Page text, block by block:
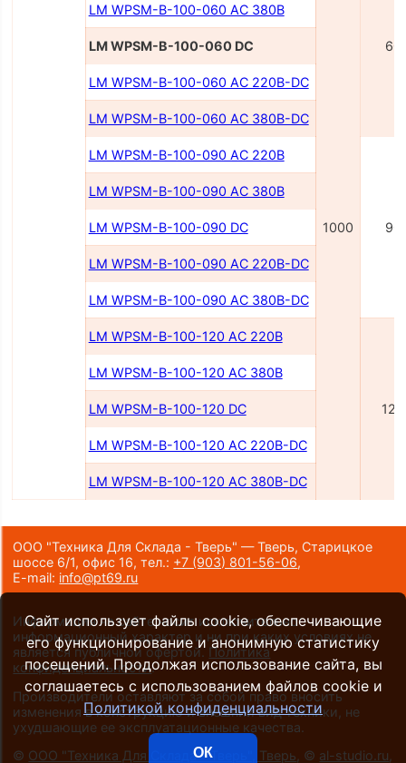
1000
LM WPSM-B-100-060 AC 380В
LM WPSM-B-100-060 DC
LM WPSM-B-100-060 AC 220В-DC
LM WPSM-B-100-060 AC 380В-DC
LM WPSM-B-100-090 AC 220В
LM WPSM-B-100-090 AC 380В
LM WPSM-B-100-090 DC
LM WPSM-B-100-090 AC 220B-DC
LM WPSM-B-100-090 AC 380B-DC
LM WPSM-B-100-120 AC 220B
LM WPSM-B-100-120 AC 380B
LM WPSM-B-100-120 DC
LM WPSM-B-100-120 AC 220B-DC
LM WPSM-B-100-120 AC 380B-DC
ООО "Техника Для Склада - Тверь" — Тверь, Старицкое
шоссе 6/1, офис 16,тел.: +7 (903) 801-56-06,
E-mail: info@pt69.ru
Информация на сайте носит исключительно
информационный характер и ни при каких условиях не
является публичной офертой. Политика
конфиденциальности.
Производители оставляют за собой право вносить
изменения в конструкцию и внешний вид техники, не
ухудшающие ее эксплуатационные качества.
© ООО "Техника Для Склада - Тверь", Тверь , © al-studio.ru
Сайт использует файлы cookie, обеспечивающие
его функционирование и анонимную статистику
посещений. Продолжая использование сайта, вы
соглашаетесь с использованием файлов cookie и
Политикой конфиденциальности
ОК